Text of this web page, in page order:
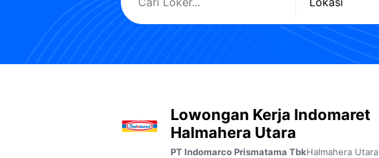
Lowongan Kerja Indomaret
Halmahera Utara
PT Indomarco Prismatama TbkHalmahera Utara